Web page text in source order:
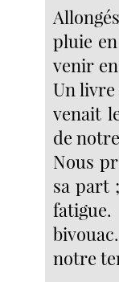
pluie
venir
Un livre
venait
de
Nous
sa part
notre